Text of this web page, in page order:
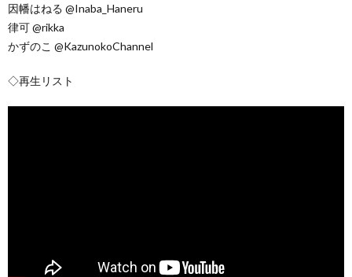
因幡はねる @Inaba_Haneru
律可 @rikka
かずのこ @KazunokoChannel
◇再生リスト